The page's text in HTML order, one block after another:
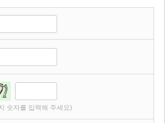
숫자를 입력해 주세요)